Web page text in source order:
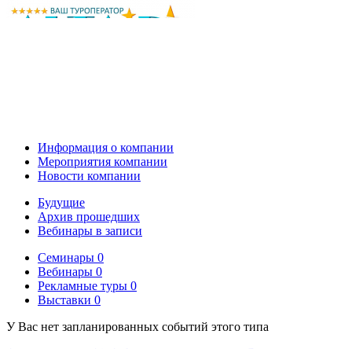
Информация о компании
Мероприятия компании
Новости компании
Будущие
Архив прошедших
Вебинары в записи
Семинары 0
Вебинары 0
Рекламные туры 0
Выставки 0
У Вас нет запланированных событий этого типа